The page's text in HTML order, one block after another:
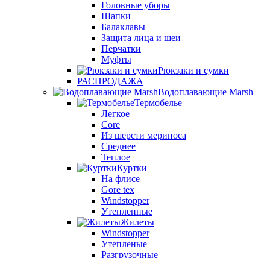
Головные уборы
Шапки
Балаклавы
Защита лица и шеи
Перчатки
Муфты
Рюкзаки и сумки
РАСПРОДАЖА
Водоплавающие Marsh
Термобелье
Легкое
Core
Из шерсти мериноса
Среднее
Теплое
Куртки
На флисе
Gore tex
Windstopper
Утепленные
Жилеты
Windstopper
Утепленые
Разгрузочные